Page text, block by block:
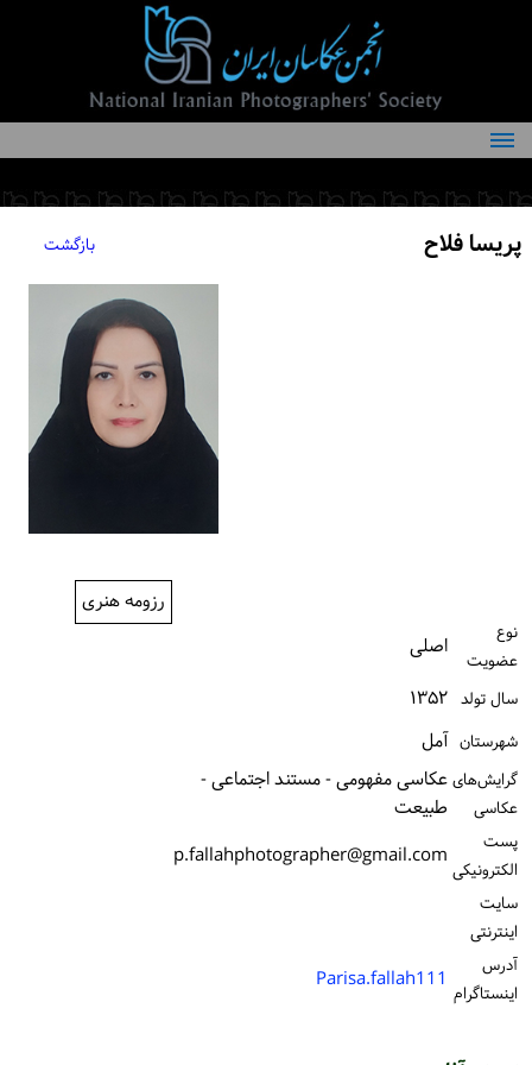
درباره انجمن
کمیته‌های انجمن
پریسا فلاح بازگشت
رزومه هنری
نوع
عضویت
اصلی
سال تولد ۱۳۵۲
شهرستان آمل
گرایش‌های
عکاسی
عکاسی مفهومی - مستند اجتماعی -
طبیعت
پست
الكترونیكی p.fallahphotographer@gmail.com
سایت
اینترنتی
آدرس
اینستاگرام Parisa.fallah111